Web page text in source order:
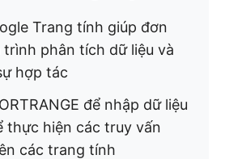
Trang tính giúp đơn
trình phân tích dữ liệu và
hợp tác
để nhập dữ liệu
thực hiện các truy vấn
các trang tính